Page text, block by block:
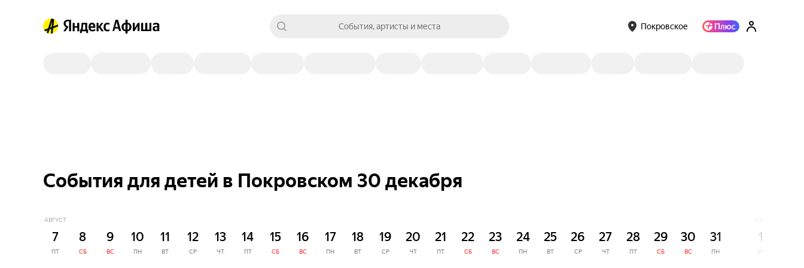
События, артисты и места Покровское
События для детей в Покровском 30 декабря
АВГУСТ
7
ПТ
8
СБ
9
ВС
10
ПН
11
ВТ
12
СР
13
ЧТ
14
ПТ
15
СБ
16
ВС
17
ПН
18
ВТ
19
СР
20
ЧТ
21
ПТ
22
СБ
23
ВС
24
ПН
25
ВТ
26
СР
27
ЧТ
28
ПТ
29
СБ
30
ВС
31
ПН
1
ВТ